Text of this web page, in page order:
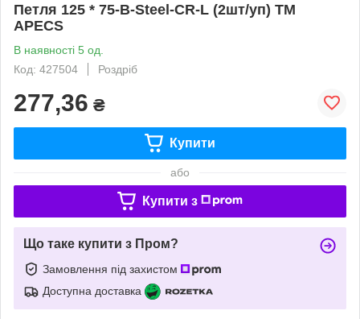
Петля 125 * 75-B-Steel-CR-L (2шт/уп) ТМ
APECS
В наявності 5 од.
Код: 427504
Роздріб
277,36 ₴
Купити
або
Купити з
Що таке купити з Пром?
Замовлення під захистом
Доступна доставка